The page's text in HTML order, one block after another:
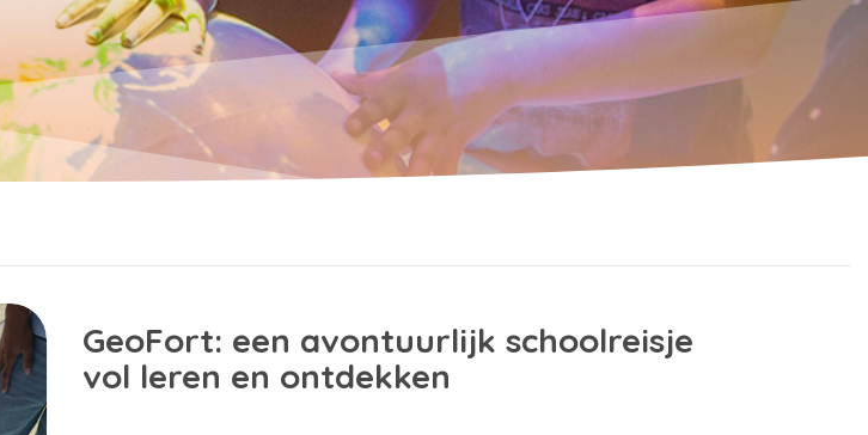
GeoFort: een avontuurlijk schoolreisje
vol leren en ontdekken